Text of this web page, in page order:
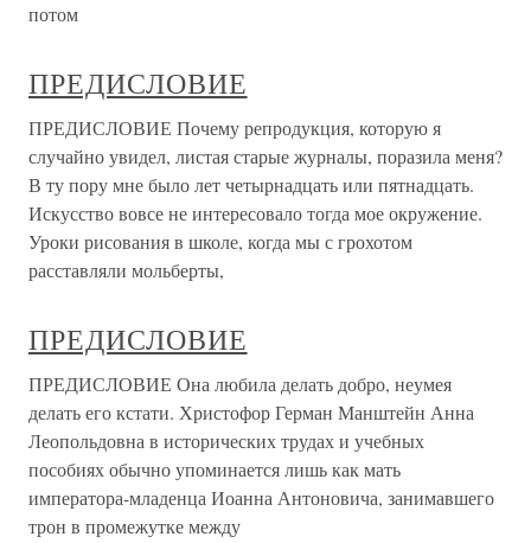
потом
ПРЕДИСЛОВИЕ
ПРЕДИСЛОВИЕ Почему репродукция, которую я
случайно увидел, листая старые журналы, поразила меня?
В ту пору мне было лет четырнадцать или пятнадцать.
Искусство вовсе не интересовало тогда мое окружение.
Уроки рисования в школе, когда мы с грохотом
расставляли мольберты,
ПРЕДИСЛОВИЕ
ПРЕДИСЛОВИЕ Она любила делать добро, неумея
делать его кстати. Христофор Герман Манштейн Анна
Леопольдовна в исторических трудах и учебных
пособиях обычно упоминается лишь как мать
императора-младенца Иоанна Антоновича, занимавшего
трон в промежутке между